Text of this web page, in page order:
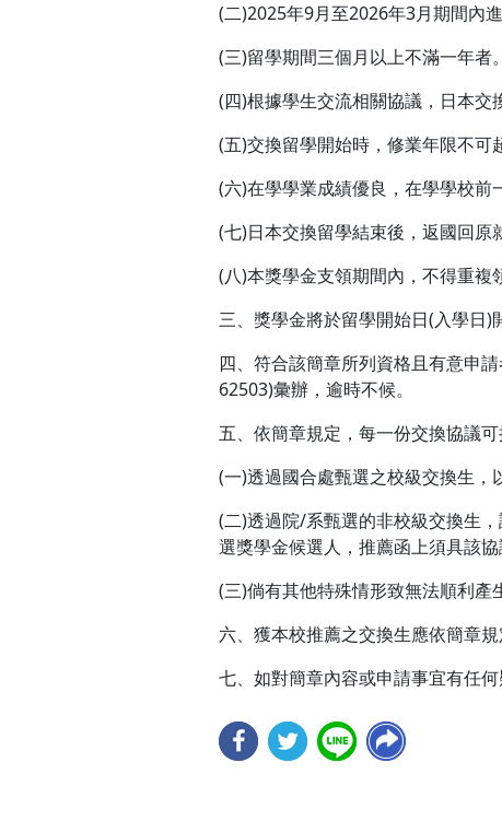
(二)2025年9月至2026年3月期間內
(三)留學期間三個月以上不滿一年者。
(四)根據學生交流相關協議，日本交
(五)交換留學開始時，修業年限不可
(六)在學學業成績優良，在學學校前
(七)日本交換留學結束後，返國回原
(八)本獎學金支領期間內，不得重複
三、獎學金將於留學開始日(入學日)
四、符合該簡章所列資格且有意申
62503)彙辦，逾時不候。
五、依簡章規定，每一份交換協議
(一)透過國合處甄選之校級交換生，
(二)透過院/系甄選的非校級交換生
選獎學金候選人，推薦函上須具該協
(三)倘有其他特殊情形致無法順利產
六、獲本校推薦之交換生應依簡章
七、如對簡章內容或申請事宜有任